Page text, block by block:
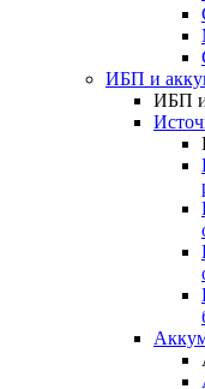
ИБП и
ИБП и